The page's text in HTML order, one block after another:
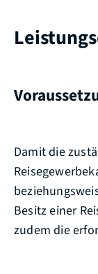
Damit die
Besitz einer
zudem die